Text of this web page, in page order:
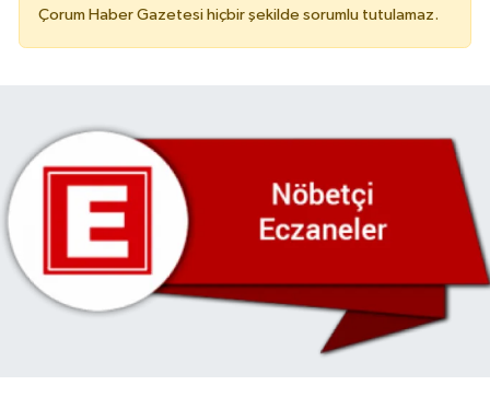
Çorum Haber Gazetesi hiçbir şekilde sorumlu tutulamaz.